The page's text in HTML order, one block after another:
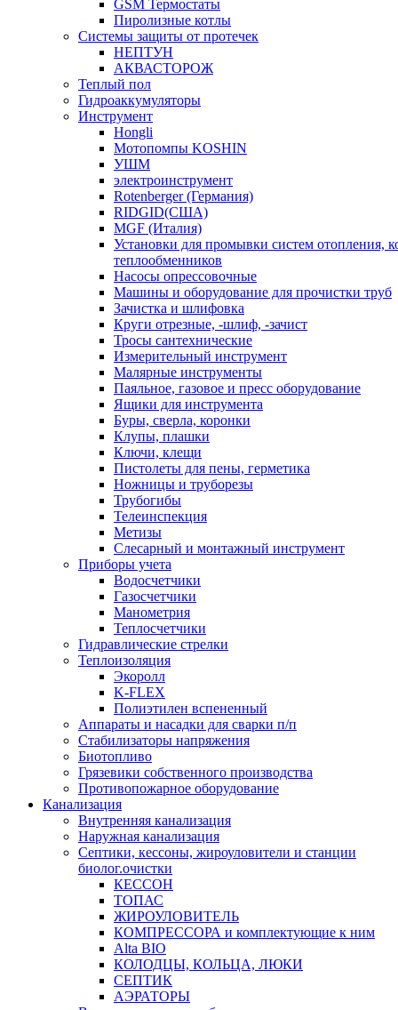
GSM Термостаты
Пиролизные котлы
Системы защиты от протечек
НЕПТУН
АКВАСТОРОЖ
Теплый пол
Гидроаккумуляторы
Инструмент
Hongli
Мотопомпы KOSHIN
УШМ
электроинструмент
Rotenberger (Германия)
RIDGID(США)
MGF (Италия)
Установки для промывки систем отопления,
теплообменников
Насосы опрессовочные
Машины и оборудование для прочистки труб
Зачистка и шлифовка
Круги отрезные, -шлиф, -зачист
Тросы сантехнические
Измерительный инструмент
Малярные инструменты
Паяльное, газовое и пресс оборудование
Ящики для инструмента
Буры, сверла, коронки
Клупы, плашки
Ключи, клещи
Пистолеты для пены, герметика
Ножницы и труборезы
Трубогибы
Телеинспекция
Метизы
Слесарный и монтажный инструмент
Приборы учета
Водосчетчики
Газосчетчики
Манометрия
Теплосчетчики
Гидравлические стрелки
Теплоизоляция
Экоролл
K-FLEX
Полиэтилен вспененный
Аппараты и насадки для сварки п/п
Стабилизаторы напряжения
Биотопливо
Грязевики собственного производства
Противопожарное оборудование
Канализация
Внутренняя канализация
Наружная канализация
Септики, кессоны, жироуловители и станции
биолог.очистки
КЕССОН
ТОПАС
ЖИРОУЛОВИТЕЛЬ
КОМПРЕССОРА и комплектующие к ним
Alta BIO
КОЛОДЦЫ, КОЛЬЦА, ЛЮКИ
СЕПТИК
АЭРАТОРЫ